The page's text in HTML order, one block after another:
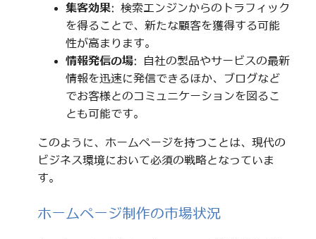
集客効果: 検索エンジンからのトラフィック
を得ることで、新たな顧客を獲得する可能
性が高まります。
情報発信の場: 自社の製品やサービスの最新
情報を迅速に発信できるほか、ブログなど
でお客様とのコミュニケーションを図るこ
とも可能です。
このように、ホームページを持つことは、現代の
ビジネス環境において必須の戦略となっていま
す。
ホームページ制作の市場状況